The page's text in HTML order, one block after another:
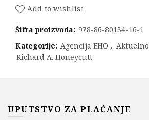
Add to wishlist
Šifra proizvoda: 978-86-80134-16-1
Kategorije: Agencija EHO , Aktuelno
Richard A. Honeycutt
UPUTSTVO ZA PLAĆANJE